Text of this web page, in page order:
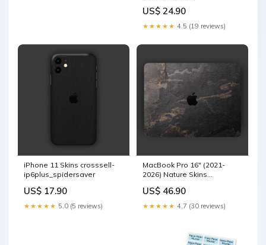
US$ 24.90
★★★★★ 4.5 (19 reviews)
iPhone 11 Skins crosssell-
ip6plus_spidersaver
US$ 17.90
★★★★★ 5.0 (5 reviews)
MacBook Pro 16" (2021-
2026) Nature Skins
ip6plus_spidersaver
US$ 46.90
★★★★★ 4.7 (30 reviews)